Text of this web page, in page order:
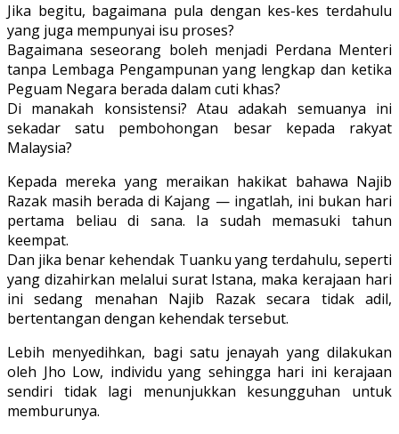
Jika begitu, bagaimana pula dengan kes-kes terdahulu
yang juga mempunyai isu proses?
Bagaimana seseorang boleh menjadi Perdana Menteri
tanpa Lembaga Pengampunan yang lengkap dan ketika
Peguam Negara berada dalam cuti khas?
Di manakah konsistensi? Atau adakah semuanya ini
sekadar satu pembohongan besar kepada rakyat
Malaysia?
Kepada mereka yang meraikan hakikat bahawa Najib
Razak masih berada di Kajang — ingatlah, ini bukan hari
pertama beliau di sana. Ia sudah memasuki tahun
keempat.
Dan jika benar kehendak Tuanku yang terdahulu, seperti
yang dizahirkan melalui surat Istana, maka kerajaan hari
ini sedang menahan Najib Razak secara tidak adil,
bertentangan dengan kehendak tersebut.
Lebih menyedihkan, bagi satu jenayah yang dilakukan
oleh Jho Low, individu yang sehingga hari ini kerajaan
sendiri tidak lagi menunjukkan kesungguhan untuk
memburunya.